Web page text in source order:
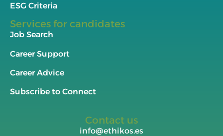
ESG Criteria
Services for candidates
Job Search
Career Support
Career Advice
Subscribe to Connect
Contact us
info@ethikos.es